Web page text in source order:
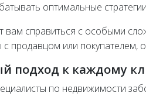
оптимальные
справиться с особыми
продавцом или покупателем,
подход к каждому
по недвижимости